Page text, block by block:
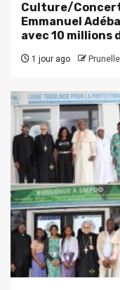
Culture/
Emmanuel
avec 10 millions
1 jour ago Prunelle